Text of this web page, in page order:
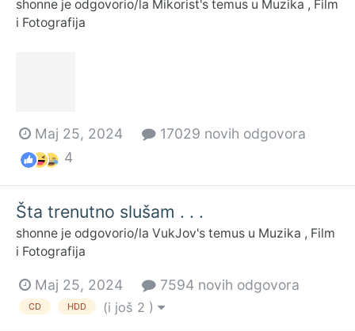
shonne je odgovorio/la Mikorist's temus u Muzika , Film
i Fotografija
Maj 25, 2024
17029 novih odgovora
4
Šta trenutno slušam . . .
shonne je odgovorio/la VukJov's temus u Muzika , Film
i Fotografija
Maj 25, 2024 7594 novih odgovora
CD HDD (i još 2 )